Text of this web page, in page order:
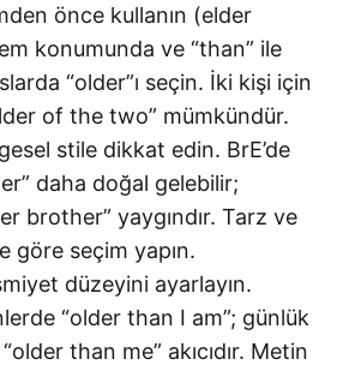
önce kullanın (elder
konumunda ve “than” ile
“older”ı seçin. İki kişi için
of the two” mümkündür.
stile dikkat edin. BrE’de
daha doğal gelebilir;
brother” yaygındır. Tarz ve
göre seçim yapın.
düzeyini ayarlayın.
“older than I am”; günlük
than me” akıcıdır. Metin